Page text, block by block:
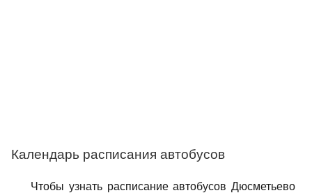
Календарь расписания автобусов
Чтобы узнать расписание автобусов Дюсметьево